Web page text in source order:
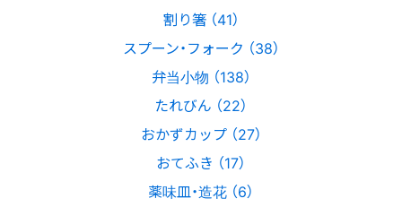
割り箸 （41）
スプーン・フォーク （38）
弁当小物 （138）
たれびん （22）
おかずカップ （27）
おてふき （17）
薬味皿・造花 （6）